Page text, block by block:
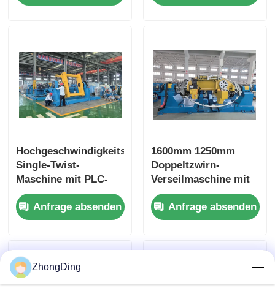
Spannvorrichtung
Touchscreen
Hochgeschwindigkeits-
Single-Twist-
Maschine mit PLC-
Touch-
Bildschirmsteuerung
und Rotationsbogen
Anfrage absenden
1600mm 1250mm
Doppeltzwirn-
Verseilmaschine mit
SPS-Touchscreen-
Steuerung
Anfrage absenden
ZhongDing